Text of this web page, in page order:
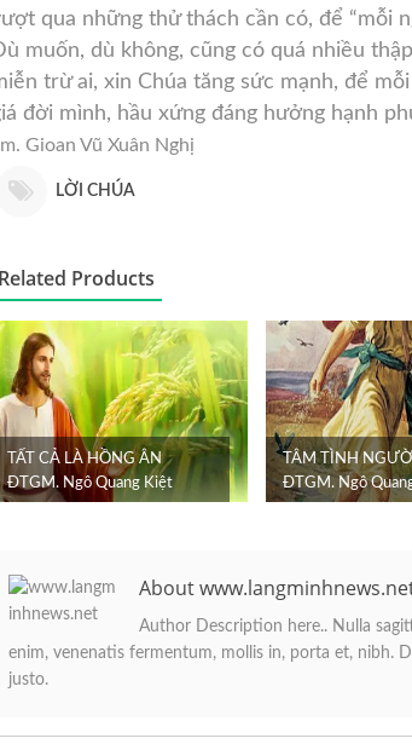
qua những thử thách cần có, để “mỗi
muốn, dù không, cũng có quá nhiều
trừ ai, xin Chúa tăng sức mạnh, để
đời mình, hầu xứng đáng hưởng hạnh
Gioan Vũ Xuân Nghị
LỜI CHÚA
Related Products
TẤT CẢ LÀ HỒNG ÂN
ĐTGM. Ngô Quang Kiệt
TÂM TÌNH
ĐTGM. Ngô
About
Author Description here.. Nulla
enim, venenatis fermentum, mollis in, porta et, nibh.
justo.